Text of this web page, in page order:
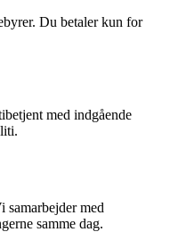
Du betaler kun for
med indgående
med
samme dag.